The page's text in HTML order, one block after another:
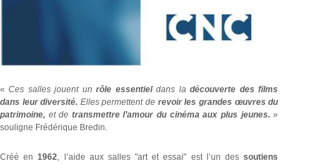
«Ces salles jouent unrôle essentieldans ladécouverte des films
dans leur diversité. Elles permettent de revoir les grandes œuvres du
patrimoine, et de transmettre l’amour du cinéma aux plus jeunes.»
souligne Frédérique Bredin.
Créé en1962, l’aide aux salles "art et essai" est l’un des soutiens